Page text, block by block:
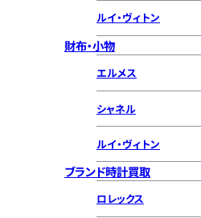
ルイ・ヴィトン
財布・小物
エルメス
シャネル
ルイ・ヴィトン
ブランド時計買取
ロレックス